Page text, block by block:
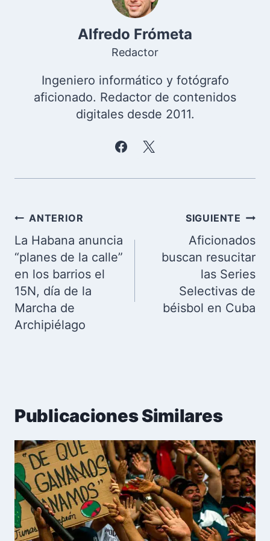
Alfredo Frómeta
Redactor
Ingeniero informático y fotógrafo
aficionado. Redactor de contenidos
digitales desde 2011.
Navegación
de
entradas
ANTERIOR
La Habana anuncia
“planes de la calle”
en los barrios el
15N, día de la
Marcha de
Archipiélago
SIGUIENTE
Aficionados
buscan resucitar
las Series
Selectivas de
béisbol en Cuba
Publicaciones Similares